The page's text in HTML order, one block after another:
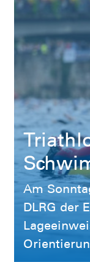
Am
DLRG der
Orientierungsbojen